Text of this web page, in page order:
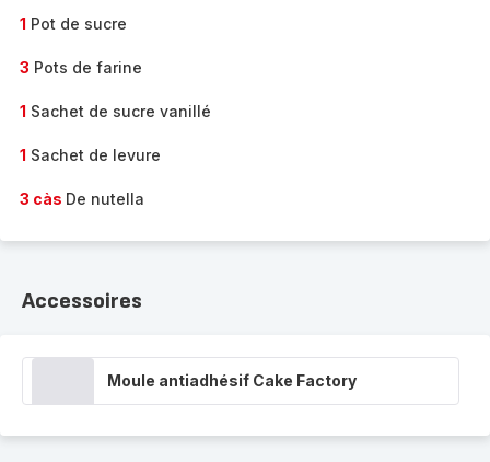
1 Pot de sucre
3 Pots de farine
1 Sachet de sucre vanillé
1 Sachet de levure
3 càs De nutella
Accessoires
Moule antiadhésif Cake Factory